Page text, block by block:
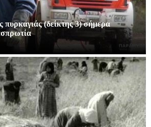
πυρκαγιάς (δείκτης 3) σήμερα